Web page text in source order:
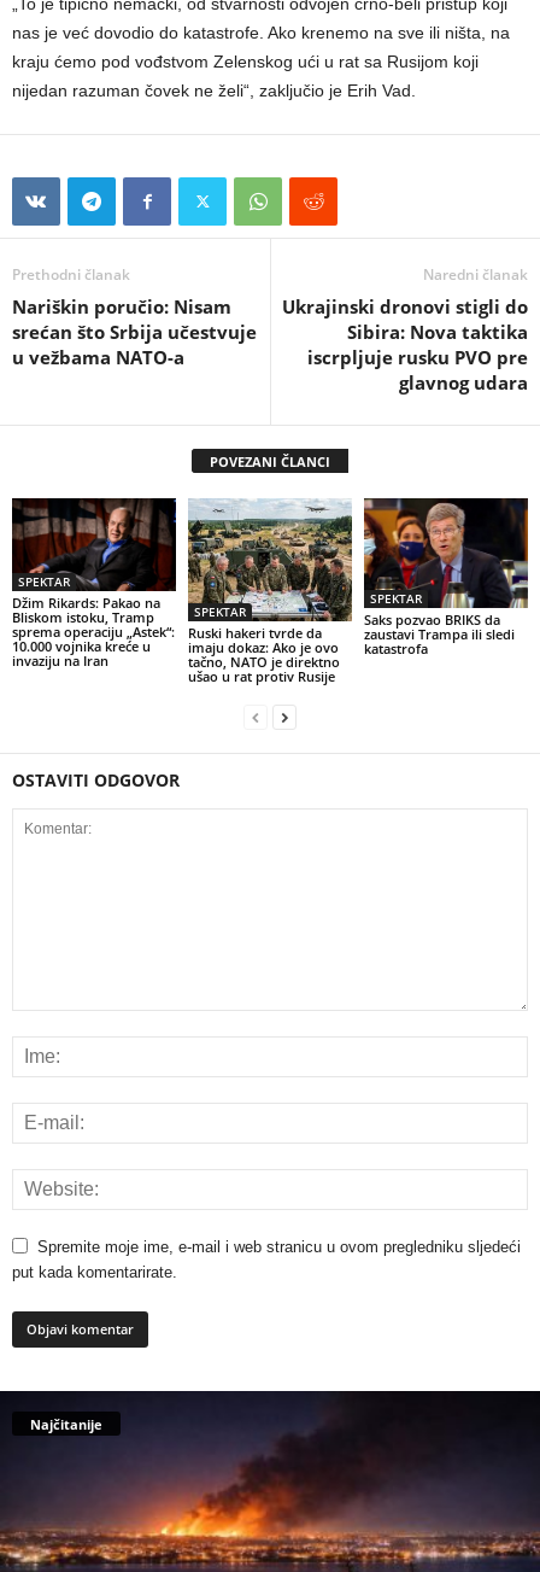
„To je tipično nemački, od stvarnosti odvojen crno-beli pristup koji
nas je već dovodio do katastrofe. Ako krenemo na sve ili ništa, na
kraju ćemo pod vođstvom Zelenskog ući u rat sa Rusijom koji
nijedan razuman čovek ne želi“, zaključio je Erih Vad.
Prethodni članak
Nariškin poručio: Nisam
srećan što Srbija učestvuje
u vežbama NATO-a
Naredni članak
Ukrajinski dronovi stigli do
Sibira: Nova taktika
iscrpljuje rusku PVO pre
glavnog udara
POVEZANI ČLANCI
SPEKTAR
Džim Rikards: Pakao na
Bliskom istoku, Tramp
sprema operaciju „Astek“:
10.000 vojnika kreće u
invaziju na Iran
SPEKTAR
Ruski hakeri tvrde da
imaju dokaz: Ako je ovo
tačno, NATO je direktno
ušao u rat protiv Rusije
SPEKTAR
Saks pozvao BRIKS da
zaustavi Trampa ili sledi
katastrofa
OSTAVITI ODGOVOR
Spremite moje ime, e-mail i web stranicu u ovom pregledniku sljedeći
put kada komentarirate.
Najčitanije